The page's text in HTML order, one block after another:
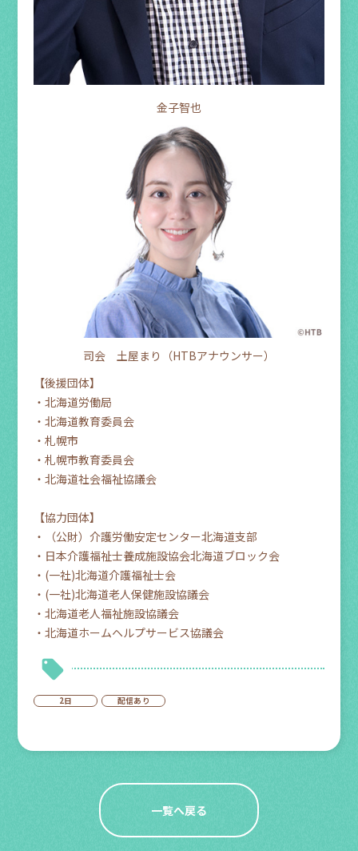
金子智也
司会 土屋まり（HTBアナウンサー）
【後援団体】
・北海道労働局
・北海道教育委員会
・札幌市
・札幌市教育委員会
・北海道社会福祉協議会
【協力団体】
・（公財）介護労働安定センター北海道支部
・日本介護福祉士養成施設協会北海道ブロック会
・ (一社)北海道介護福祉士会
・ (一社)北海道老人保健施設協議会
・北海道老人福祉施設協議会
・北海道ホームヘルプサービス協議会
2日 配信あり
一覧へ戻る